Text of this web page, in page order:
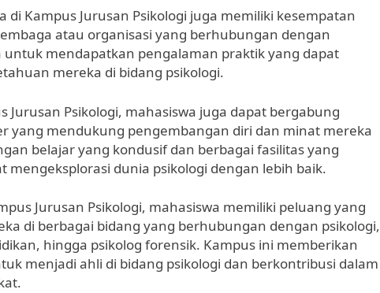
di Kampus Jurusan Psikologi juga memiliki kesempatan
atau organisasi yang berhubungan dengan
mendapatkan pengalaman praktik yang dapat
mereka di bidang psikologi.
Jurusan Psikologi, mahasiswa juga dapat bergabung
yang mendukung pengembangan diri dan minat mereka
belajar yang kondusif dan berbagai fasilitas yang
mengeksplorasi dunia psikologi dengan lebih baik.
Jurusan Psikologi, mahasiswa memiliki peluang yang
di berbagai bidang yang berhubungan dengan psikologi,
hingga psikolog forensik. Kampus ini memberikan
menjadi ahli di bidang psikologi dan berkontribusi dalam